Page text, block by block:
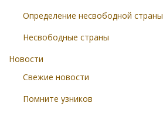
Определение несвободной страны
Несвободные страны
Новости
Свежие новости
Помните узников